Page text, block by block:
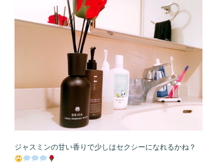
ジャスミンの甘い香りで少しはセクシーになれるかね？